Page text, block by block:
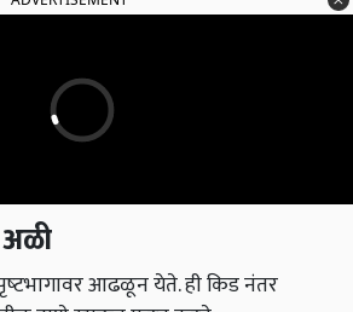
आढळून येते. ही किड नंतर
दाणे खाऊन फस्‍त करते.